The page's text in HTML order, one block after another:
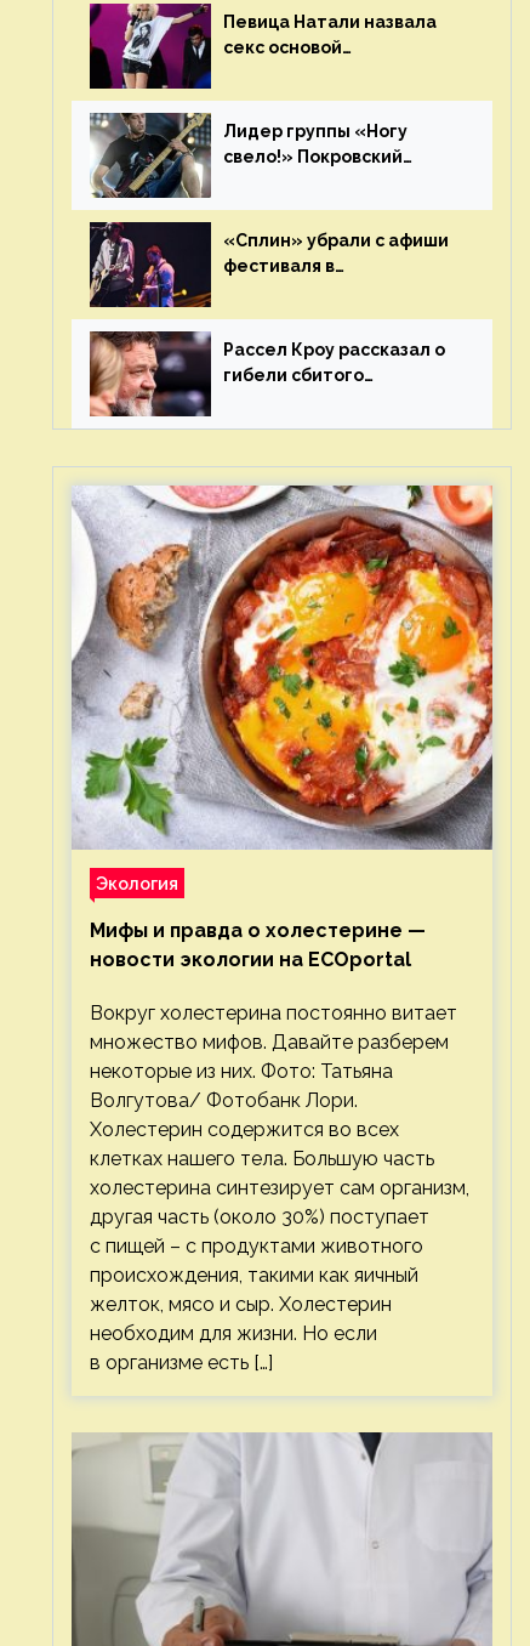
Певица Натали назвала
секс основой
Лидер группы «Ногу
свело!» Покровский
иноагента
«Сплин» убрали с афиши
фестиваля в
жалобы «Союза отцов»
Рассел Кроу рассказал о
гибели сбитого
Экология
Мифы и правда о холестерине —
новости экологии на ECOportal
Вокруг холестерина постоянно витает
множество мифов. Давайте разберем
некоторые из них. Фото: Татьяна
Волгутова/ Фотобанк Лори.
Холестерин содержится во всех
клетках нашего тела. Большую часть
холестерина синтезирует сам организм,
другая часть (около 30%) поступает
с пищей – с продуктами животного
происхождения, такими как яичный
желток, мясо и сыр. Холестерин
необходим для жизни. Но если
в организме есть […]